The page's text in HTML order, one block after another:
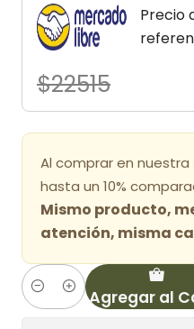
Precio
$22515
Al comprar en
hasta un 10%
Mismo producto,
atención, misma
Cantidad Agregar al